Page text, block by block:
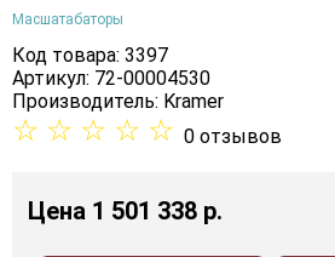
Масшатабаторы
Код товара: 3397
Артикул: 72-00004530
Производитель: Kramer
☆ ☆ ☆ ☆ ☆ 0 отзывов
Цена 1 501 338 p.